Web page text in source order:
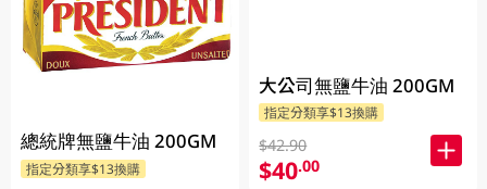
總統牌無鹽牛油 200GM
指定分類享$13換購
大公司無鹽牛油 200GM
指定分類享$13換購
$42.90
$40.00